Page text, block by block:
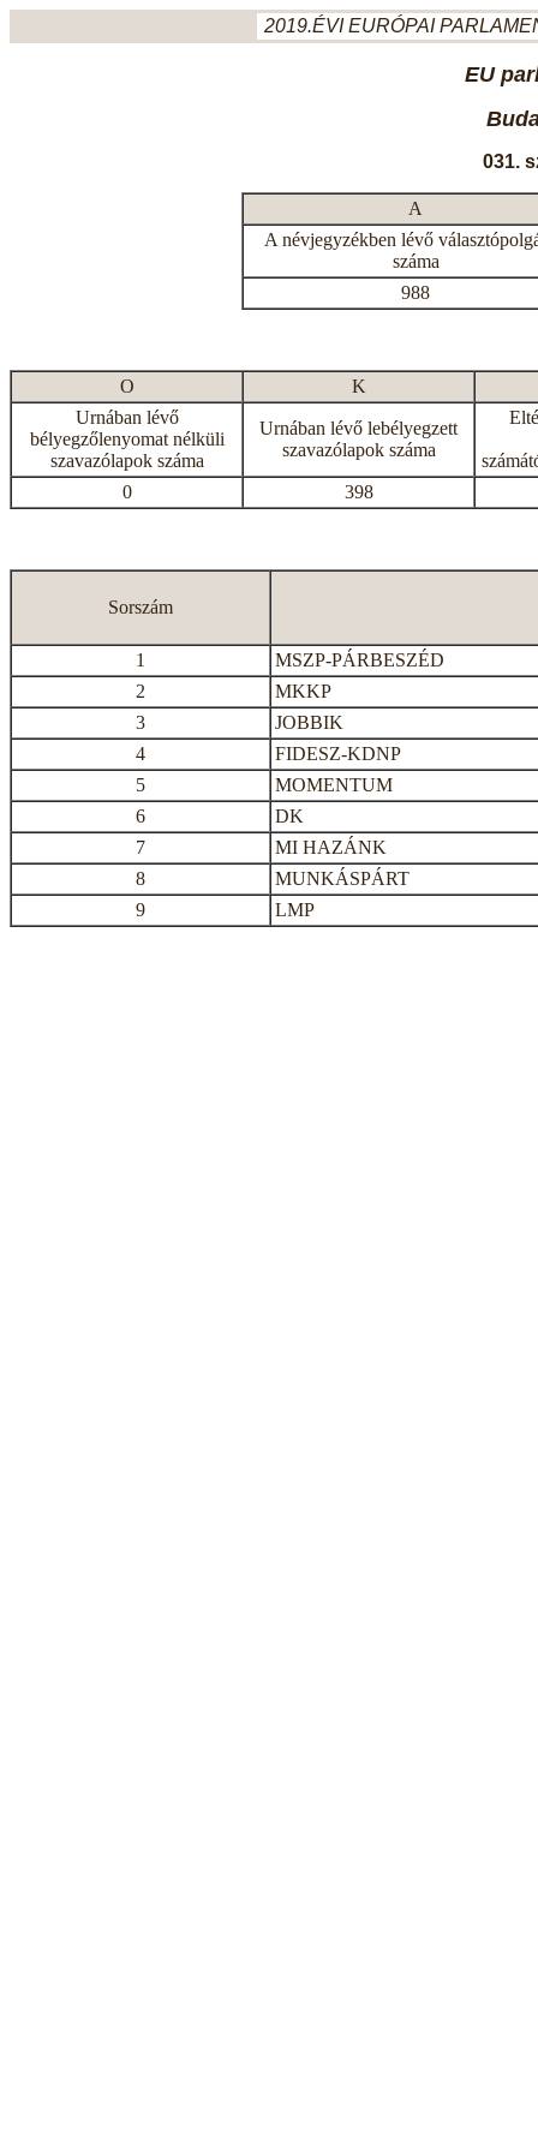
2019.ÉVI EURÓPAI
EU
031.
A
A névjegyzékben lévő
száma
988
O
K
Urnában lévő
bélyegzőlenyomat nélküli
szavazólapok száma
Urnában lévő lebélyegzett
szavazólapok száma
0
398
Sorszám
1
MSZP-PÁRBESZÉD
2
MKKP
3
JOBBIK
4
FIDESZ-KDNP
5
MOMENTUM
6
DK
7
MI HAZÁNK
8
MUNKÁSPÁRT
9
LMP